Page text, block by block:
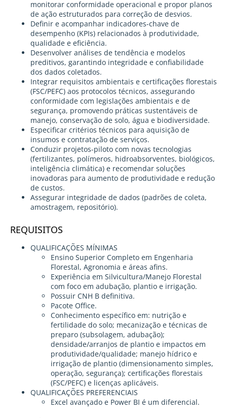
monitorar conformidade operacional e propor planos
de ação estruturados para correção de desvios.
Definir e acompanhar indicadores-chave de
desempenho (KPIs) relacionados à produtividade,
qualidade e eficiência.
Desenvolver análises de tendência e modelos
preditivos, garantindo integridade e confiabilidade
dos dados coletados.
Integrar requisitos ambientais e certificações florestais
(FSC/PEFC) aos protocolos técnicos, assegurando
conformidade com legislações ambientais e de
segurança, promovendo práticas sustentáveis de
manejo, conservação de solo, água e biodiversidade.
Especificar critérios técnicos para aquisição de
insumos e contratação de serviços.
Conduzir projetos-piloto com novas tecnologias
(fertilizantes, polímeros, hidroabsorventes, biológicos,
inteligência climática) e recomendar soluções
inovadoras para aumento de produtividade e redução
de custos.
Assegurar integridade de dados (padrões de coleta,
amostragem, repositório).
REQUISITOS
QUALIFICAÇÕES MÍNIMAS
Ensino Superior Completo em Engenharia
Florestal, Agronomia e áreas afins.
Experiência em Silvicultura/Manejo Florestal
com foco em adubação, plantio e irrigação.
Possuir CNH B definitiva.
Pacote Office.
Conhecimento específico em: nutrição e
fertilidade do solo; mecanização e técnicas de
preparo (subsolagem, adubação);
densidade/arranjos de plantio e impactos em
produtividade/qualidade; manejo hídrico e
irrigação de plantio (dimensionamento simples,
operação, segurança); certificações florestais
(FSC/PEFC) e licenças aplicáveis.
QUALIFICAÇÕES PREFERENCIAIS
Excel avançado e Power BI é um diferencial.